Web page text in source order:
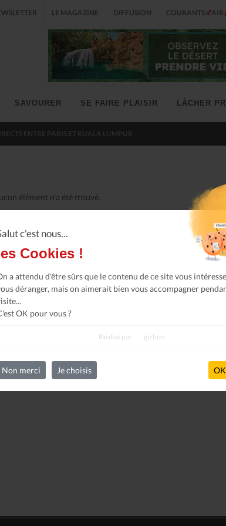
c'est nous...
Cookies !
a attendu d'être sûrs que le contenu de ce site vous
déranger, mais on aimerait bien vous accompagner
OK pour vous ?
Réalisé par gizboo
Non merci Je choisis
LE MAGAZINE DIFFUSION COURANTSd'AIR
SAVOURER SE FAIRE PLAISIR LÂCHER
ENTRE PARIS ET KUALA LUMPUR
élément n'a été trouvé.